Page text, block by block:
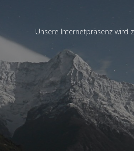
Unsere Internetpräsenz wird